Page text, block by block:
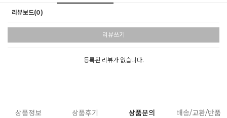
리뷰보드(0)
리뷰쓰기
등록된 리뷰가 없습니다.
상품정보 상품후기 상품문의 배송/교환/반품